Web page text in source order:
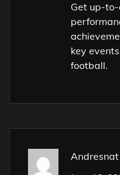
Get up-
key
football.
Andresnat